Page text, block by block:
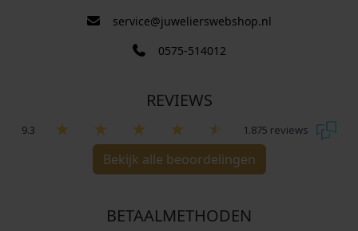
service@juwelierswebshop.nl
0575-514012
REVIEWS
9.3 1.875 reviews
Bekijk alle beoordelingen
BETAALMETHODEN